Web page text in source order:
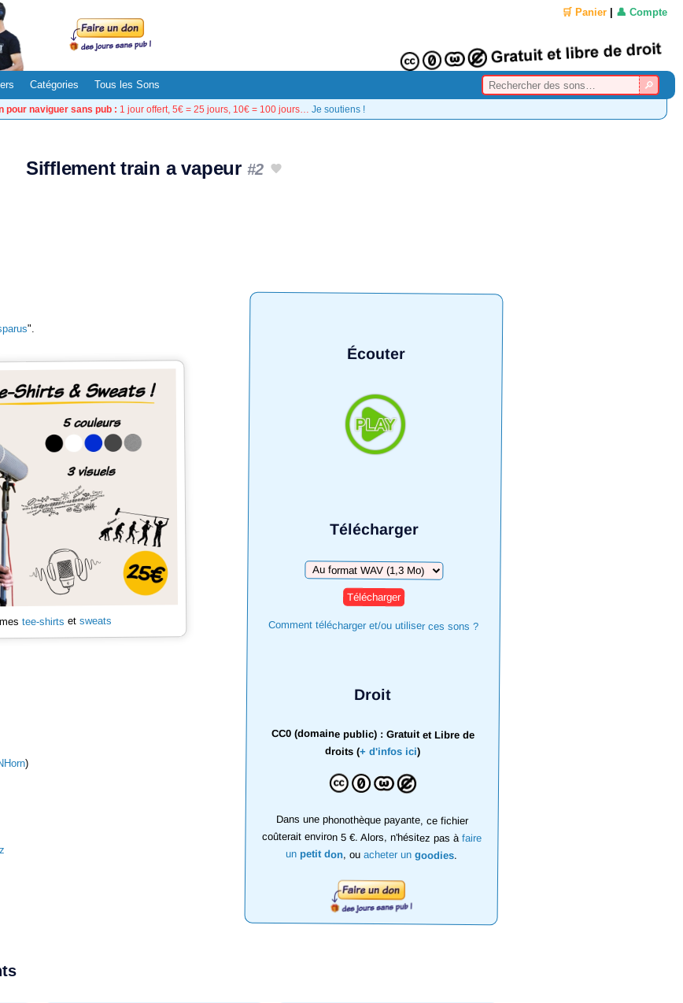
🛒 Panier 👤 Compte
Catégories Tous les Sons
pour naviguer sans pub : 1 jour offert, 5€ = 25 jours, 10€ = 100 jours… Je soutiens !
Sifflement train a vapeur #2
Écouter
Télécharger
Télécharger
Comment télécharger et/ou utiliser ces sons ?
Droit
CC0 (domaine public) : Gratuit et Libre de
droits (+ d'infos ici)
Dans une phonothèque payante, ce fichier
coûterait environ 5 €. Alors, n'hésitez pas àfaire
un petit don, ouacheter ungoodies.
".
tee-shirts etsweats
)